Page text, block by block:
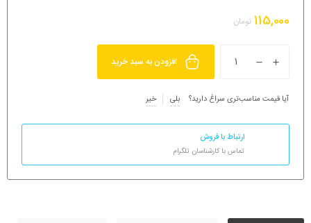
115,000 تومان
افزودن به سبد خرید
آیا قیمت مناسب‌تری سراغ دارید؟ بلی خیر
ارتباط با فروش
تماس با کارشناسان تلگرام